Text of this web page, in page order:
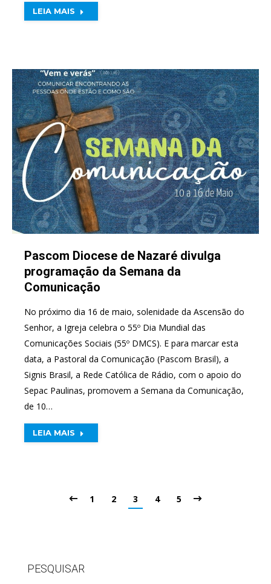
LEIA MAIS
Pascom Diocese de Nazaré divulga
programação da Semana da
Comunicação
No próximo dia 16 de maio, solenidade da Ascensão do
Senhor, a Igreja celebra o 55º Dia Mundial das
Comunicações Sociais (55º DMCS). E para marcar esta
data, a Pastoral da Comunicação (Pascom Brasil), a
Signis Brasil, a Rede Católica de Rádio, com o apoio do
Sepac Paulinas, promovem a Semana da Comunicação,
de 10…
LEIA MAIS
1 2 3 4 5
PESQUISAR